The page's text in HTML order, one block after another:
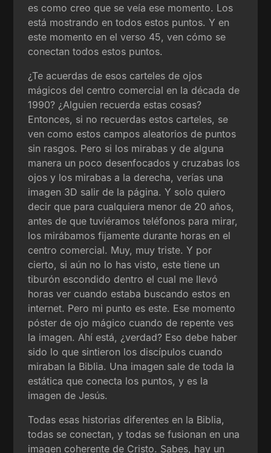
es como creo que se veía ese momento. Los
está mostrando en todos estos puntos. Y en
este momento en el verso 45, ven cómo se
conectan todos estos puntos.
¿Te acuerdas de esos carteles de ojos
mágicos del centro comercial en la década de
1990? ¿Alguien recuerda estas cosas?
Entonces, si no recuerdas estos carteles, se
ven como estos campos aleatorios de puntos
sin rasgos. Pero si los mirabas y de alguna
manera un poco desenfocados y cruzabas los
ojos y los mirabas a la derecha, verías una
imagen 3D salir de la página. Y solo quiero
decir que para cualquiera menor de 20 años,
antes de que tuviéramos teléfonos para mirar,
los mirábamos fijamente durante horas en el
centro comercial. Muy, muy triste. Y por
cierto, si aún no lo has visto, este tiene un
tiburón escondido dentro el cual me llevó
horas ver cuando estaba buscando estos en
internet. Pero mi punto es este. Ese momento
póster de ojo mágico cuando de repente ves
la imagen. Ahí está, ¿verdad? Eso debe haber
sido lo que sintieron los discípulos cuando
miraban la Biblia. Una imagen sale de toda la
estática que conecta los puntos, y es la
imagen de Jesús.
Todas esas historias diferentes en la Biblia,
todas se conectan, y todas se fusionan en una
imagen coherente de Cristo. Sabes, hay un